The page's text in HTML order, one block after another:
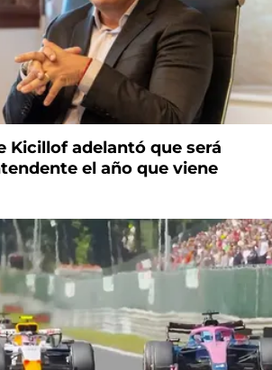
Kicillof adelantó que será
el año que viene